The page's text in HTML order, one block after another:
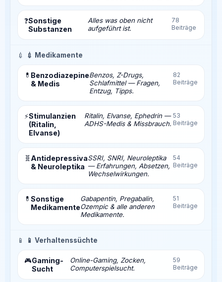
❓Sonstige
Substanzen
Alles was oben nicht
aufgeführt ist.
78
Beiträge
💉 💉 Medikamente
💊 Benzodiazepine
& Medis
Benzos, Z-Drugs,
Schlafmittel — Fragen,
Entzug, Tipps.
82
Beiträge
⚡Stimulanzien
(Ritalin,
Elvanse)
Ritalin, Elvanse, Ephedrin —
ADHS-Medis & Missbrauch.
53
Beiträge
🧬 Antidepressiva
& Neuroleptika
SSRI, SNRI, Neuroleptika
— Erfahrungen, Absetzen,
Wechselwirkungen.
54
Beiträge
💊 Sonstige
Medikamente
Gabapentin, Pregabalin,
Ozempic & alle anderen
Medikamente.
51
Beiträge
📱 📱 Verhaltenssüchte
🎮Gaming-
Sucht
Online-Gaming, Zocken,
Computerspielsucht.
59
Beiträge